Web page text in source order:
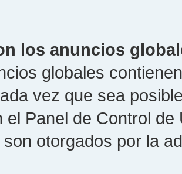
los anuncios
globales
vez que sea
el Panel de Control
otorgados por la